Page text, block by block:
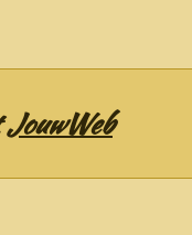
JouwWeb